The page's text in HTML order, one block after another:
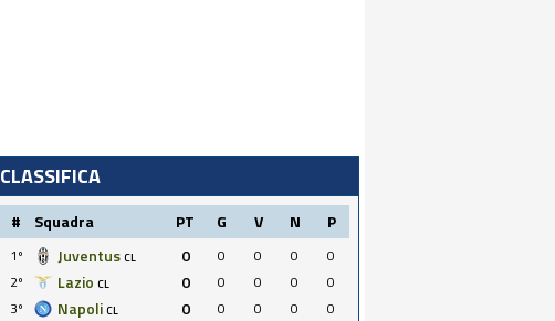
CLASSIFICA
# Squadra PT G V N P
1º Juventus CL 0 0 0 0
0
2º
Lazio CL 0 0 0 0
0
3º
Napoli CL 0 0 0 0
0